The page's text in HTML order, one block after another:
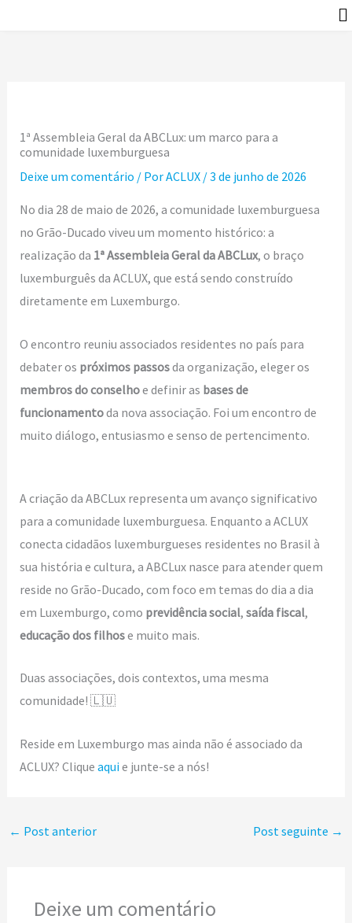
1ª Assembleia Geral da ABCLux: um marco para a
comunidade luxemburguesa
Deixe um comentário / PorACLUX /3 de junho de 2026
No dia 28 de maio de 2026, a comunidade luxemburguesa
no Grão-Ducado viveu um momento histórico: a
realização da 1ª Assembleia Geral da ABCLux, o braço
luxemburguês da ACLUX, que está sendo construído
diretamente em Luxemburgo.
O encontro reuniu associados residentes no país para
debater os próximos passosda organização, eleger os
membros do conselhoe definir as bases de
funcionamentoda nova associação. Foi um encontro de
muito diálogo, entusiasmo e senso de pertencimento.
A criação da ABCLux representa um avanço significativo
para a comunidade luxemburguesa. Enquanto a ACLUX
conecta cidadãos luxemburgueses residentes no Brasil à
sua história e cultura, a ABCLux nasce para atender quem
reside no Grão-Ducado, com foco em temas do dia a dia
em Luxemburgo, como previdência social, saída fiscal,
educação dos filhose muito mais.
Duas associações, dois contextos, uma mesma
comunidade! 🇱🇺
Reside em Luxemburgo mas ainda não é associado da
ACLUX? Clique aquie junte-se a nós!
← Post anterior Post seguinte →
Deixe um comentário
i
r